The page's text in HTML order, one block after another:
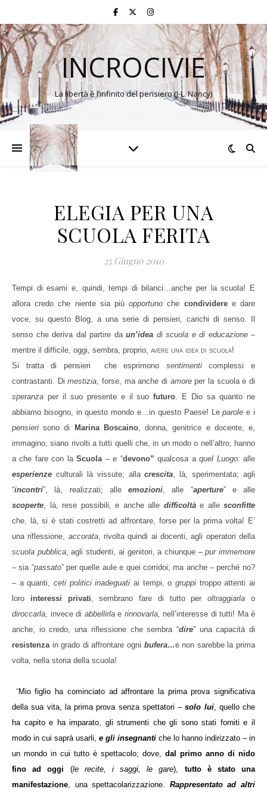
INCROCIVIE
La libertà è l’infinito del pensiero (J-L. Nancy)
ELEGIA PER UNA
SCUOLA FERITA
25 Giugno 2010
Tempi di esami e, quindi, tempi di bilanci…anche per la scuola! E
allora credo che niente sia piùopportuno che condivideree dare
voce, su questo Blog, a una serie di pensieri, carichi di senso. Il
senso che deriva dal partire da un’idea di scuola e di educazione–
mentre il difficile, oggi, sembra, proprio, avere una idea di scuola!
Si tratta di pensieri che esprimono sentimenticomplessi e
contrastanti. Dimestizia, forse, ma anche di amoreper la scuola e di
speranza per il suo presente e il suofuturo. E Dio sa quanto ne
abbiamo bisogno, in questo mondo e…in questo Paese! Leparole e i
pensieri sono di Marina Boscaino, donna, genitrice e docente, e,
immagino, siano rivolti a tutti quelli che, in un modo o nell’altro, hanno
a che fare con laScuola– e “devono” qualcosa aquel Luogo: alle
esperienze culturali là vissute; allacrescita, là, sperimentata; agli
“incontri”, là, realizzati; alle emozioni, alle “aperture” e alle
scoperte, là, rese possibili, e anche alle difficoltà e allesconfitte
che,
là, si è stati costretti ad affrontare, forse per la prima volta! E’
una riflessione, accorata, rivolta quindi ai docenti, agli operatori della
scuola pubblica, agli studenti, ai genitori, a chiunque –pur immemore
– sia “passato” per quelle aule e quei corridoi; ma anche – perché no?
– a quanti, ceti politici inadeguati ai tempi, ogruppi troppo attenti ai
loro interessi privati, sembrano fare di tutto peroltraggiarla o
diroccarla, invece di abbellirlae rinnovarla, nell’interesse di tutti! Ma è
anche, io credo, una riflessione che sembra “dire” una capacità di
resistenzain grado di affrontare ogni bufera…e non sarebbe la prima
volta, nella storia della scuola!
“Mio figlio ha cominciato ad affrontare la prima prova significativa
della sua vita, la prima prova senza spettatori –solo lui, quello che
ha capito e ha imparato, gli strumenti che gli sono stati forniti e il
modo in cui saprà usarli, e gli insegnanti che lo hanno indirizzato – in
un mondo in cui tutto è spettacolo; dove, dal primo anno di nido
fino ad oggi (le recite, i saggi, le gare), tutto è stato una
manifestazione, una spettacolarizzazione. Rappresentato ad altri